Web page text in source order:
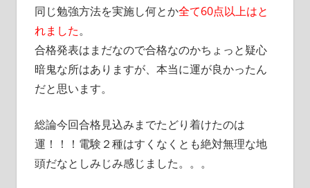
同じ勉強方法を実施し何とか全て60点以上はと
れました。
合格発表はまだなので合格なのかちょっと疑心
暗鬼な所はありますが、本当に運が良かったん
だと思います。
総論今回合格見込みまでたどり着けたのは
運！！！電験２種はすくなくとも絶対無理な地
頭だなとしみじみ感じました。。。